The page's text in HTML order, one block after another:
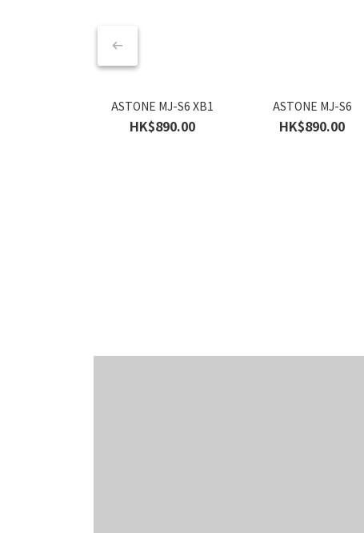
ASTONE MJ-S6 XB1
HK$890.00
ASTONE MJ-S6
HK$890.00